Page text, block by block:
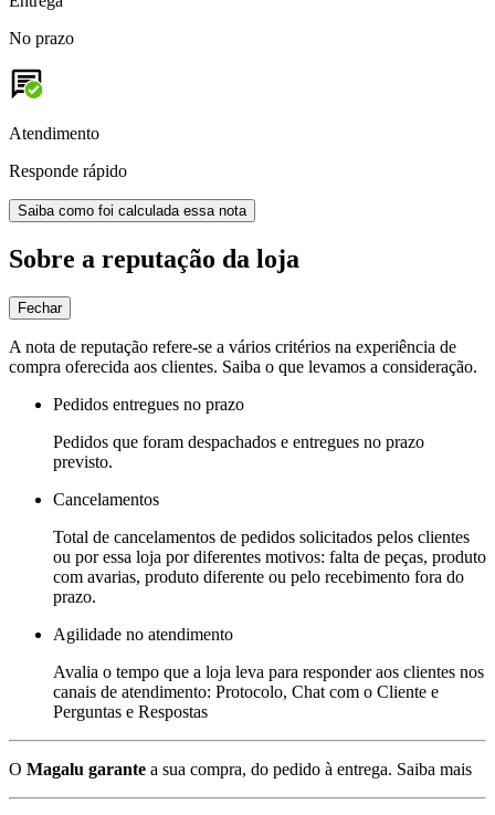
No prazo
Atendimento
Responde rápido
Saiba como foi calculada essa nota
Sobre a reputação da loja
Fechar
A nota de reputação refere-se a vários critérios na experiência de
compra oferecida aos clientes. Saiba o que levamos a consideração.
Pedidos entregues no prazo
Pedidos que foram despachados e entregues no prazo
previsto.
Cancelamentos
Total de cancelamentos de pedidos solicitados pelos clientes
ou por essa loja por diferentes motivos: falta de peças, produto
com avarias, produto diferente ou pelo recebimento fora do
prazo.
Agilidade no atendimento
Avalia o tempo que a loja leva para responder aos clientes nos
canais de atendimento: Protocolo, Chat com o Cliente e
Perguntas e Respostas
O Magalu garante a sua compra, do pedido à entrega. Saiba mais